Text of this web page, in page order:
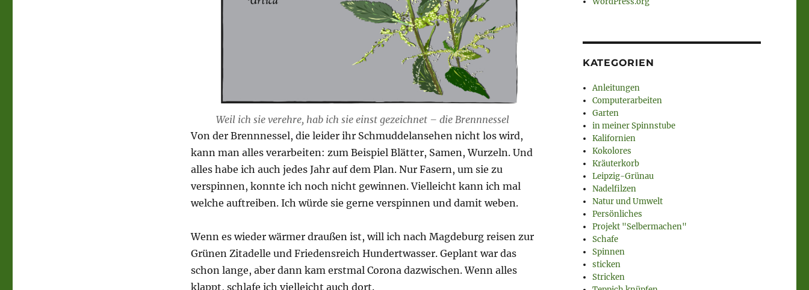
Weil ich sie verehre, hab ich sie einst gezeichnet – die Brennnessel
Von der Brennnessel, die leider ihr Schmuddelansehen nicht los wird,
kann man alles verarbeiten: zum Beispiel Blätter, Samen, Wurzeln. Und
alles habe ich auch jedes Jahr auf dem Plan. Nur Fasern, um sie zu
verspinnen, konnte ich noch nicht gewinnen. Vielleicht kann ich mal
welche auftreiben. Ich würde sie gerne verspinnen und damit weben.
Wenn es wieder wärmer draußen ist, will ich nach Magdeburg reisen zur
Grünen Zitadelle und Friedensreich Hundertwasser. Geplant war das
schon lange, aber dann kam erstmal Corona dazwischen. Wenn alles
klappt, schlafe ich vielleicht auch dort.
KATEGORIEN
Anleitungen
Computerarbeiten
Garten
in meiner Spinnstube
Kalifornien
Kokolores
Kräuterkorb
Leipzig-Grünau
Nadelfilzen
Natur und Umwelt
Persönliches
Projekt "Selbermachen"
Schafe
Spinnen
sticken
Stricken